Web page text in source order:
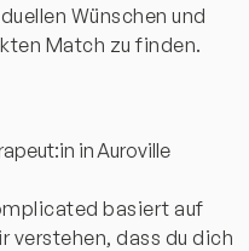
Wünschen und
Match zu finden.
in Auroville
basiert auf
verstehen, dass du dich